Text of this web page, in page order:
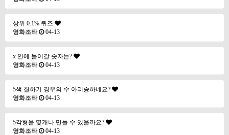
상위 0.1% 퀴즈
영화조타
04-13
x 안에 들어갈 숫자는?
영화조타
04-13
5색 칠하기 경우의 수 아리송하네요?
영화조타
04-13
5각형을 몇개나 만들 수 있을까요?
영화조타
04-13